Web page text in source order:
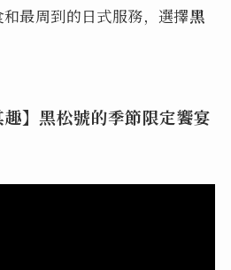
最周到的日式服務，選擇黑
趣】黑松號的季節限定饗宴